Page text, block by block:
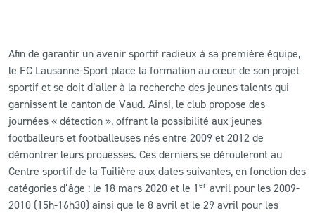
Afin de garantir un avenir sportif radieux à sa première équipe,
le FC Lausanne-Sport place la formation au cœur de son projet
sportif et se doit d’aller à la recherche des jeunes talents qui
garnissent le canton de Vaud. Ainsi, le club propose des
journées « détection », offrant la possibilité aux jeunes
footballeurs et footballeuses nés entre 2009 et 2012 de
démontrer leurs prouesses. Ces derniers se dérouleront au
Centre sportif de la Tuilière aux dates suivantes, en fonction des
catégories d’âge : le 18 mars 2020 et le 1 er avril pour les 2009-
2010 (15h-16h30) ainsi que le 8 avril et le 29 avril pour les